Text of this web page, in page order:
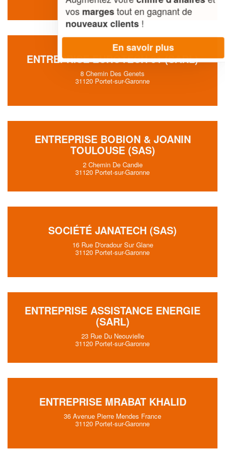
ENTREPRISE EUROTECH 31 (SARL)
8 Chemin Des Genets
31120 Portet-sur-Garonne
ENTREPRISE BOBION & JOANIN
TOULOUSE (SAS)
2 Chemin De Candie
31120 Portet-sur-Garonne
SOCIÉTÉ JANATECH (SAS)
16 Rue D'oradour Sur Glane
31120 Portet-sur-Garonne
ENTREPRISE ASSISTANCE ENERGIE
(SARL)
23 Rue Du Neouvielle
31120 Portet-sur-Garonne
ENTREPRISE MRABAT KHALID
36 Avenue Pierre Mendes France
31120 Portet-sur-Garonne
vosmargestout en gagnant de
nouveaux clients!
En savoir plus